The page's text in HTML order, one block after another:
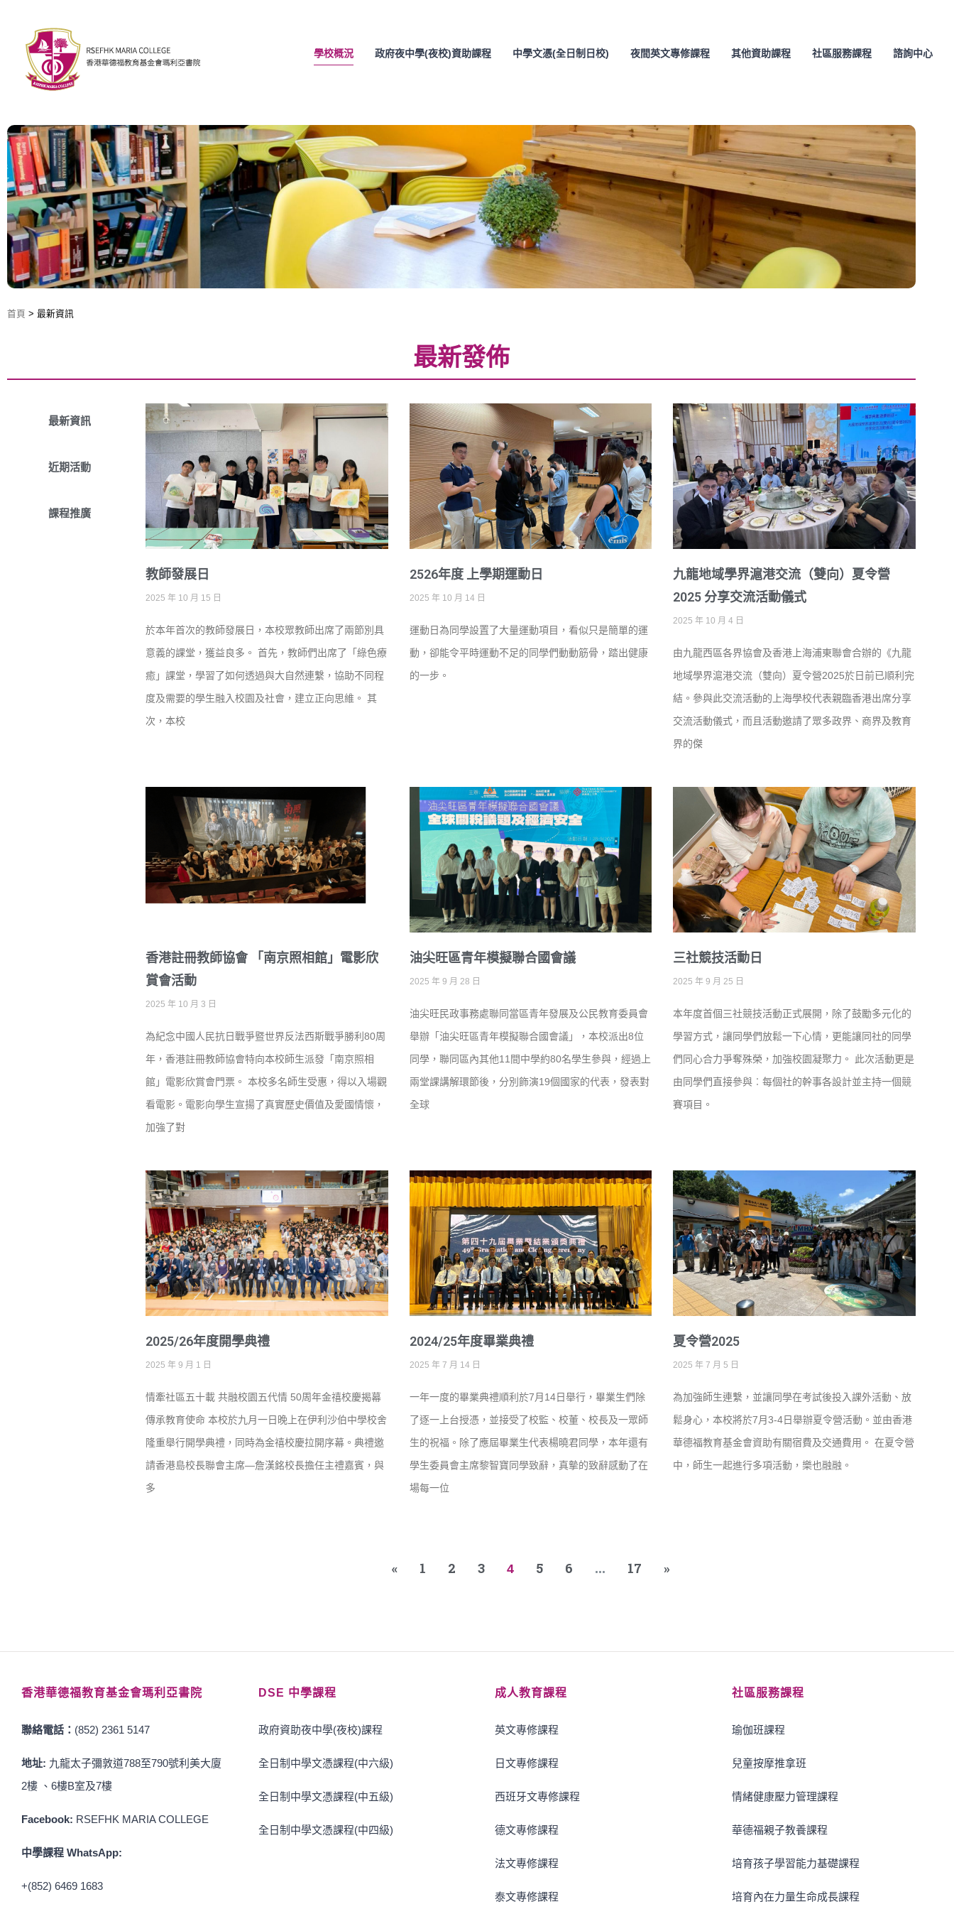
學校概況 政府夜中學(夜校)資助課程 中學文憑(全日制日校) 夜間英文專修課程 其他資助課程 社區服務課程 諮詢中心
首頁 > 最新資訊
最新發佈
最新資訊
近期活動
課程推廣
教師發展日
2025 年 10 月 15 日
於本年首次的教師發展日，本校眾教師出席了兩節別具
意義的課堂，獲益良多。 首先，教師們出席了「綠色療
癒」課堂，學習了如何透過與大自然連繫，協助不同程
度及需要的學生融入校園及社會，建立正向思維。 其
次，本校
2526年度 上學期運動日
2025 年 10 月 14 日
運動日為同學設置了大量運動項目，看似只是簡單的運
動，卻能令平時運動不足的同學們動動筋骨，踏出健康
的一步。
九龍地域學界滬港交流（雙向）夏令營
2025 分享交流活動儀式
2025 年 10 月 4 日
由九龍西區各界協會及香港上海浦東聯會合辦的《九龍
地域學界滬港交流（雙向）夏令營2025於日前已順利完
結。參與此交流活動的上海學校代表親臨香港出席分享
交流活動儀式，而且活動邀請了眾多政界、商界及教育
界的傑
香港註冊教師協會 「南京照相館」電影欣
賞會活動
2025 年 10 月 3 日
為紀念中國人民抗日戰爭暨世界反法西斯戰爭勝利80周
年，香港註冊教師協會特向本校師生派發「南京照相
館」電影欣賞會門票。 本校多名師生受惠，得以入場觀
看電影。電影向學生宣揚了真實歷史價值及愛國情懷，
加強了對
油尖旺區青年模擬聯合國會議
2025 年 9 月 28 日
油尖旺民政事務處聯同當區青年發展及公民教育委員會
舉辦「油尖旺區青年模擬聯合國會議」，本校派出8位
同學，聯同區內其他11間中學約80名學生參與，經過上
兩堂課講解環節後，分別飾演19個國家的代表，發表對
全球
三社競技活動日
2025 年 9 月 25 日
本年度首個三社競技活動正式展開，除了鼓勵多元化的
學習方式，讓同學們放鬆一下心情，更能讓同社的同學
們同心合力爭奪殊榮，加強校園凝聚力。 此次活動更是
由同學們直接參與︰每個社的幹事各設計並主持一個競
賽項目。
2025/26年度開學典禮
2025 年 9 月 1 日
情牽社區五十載 共融校園五代情 50周年金禧校慶揭幕
傳承教育使命 本校於九月一日晚上在伊利沙伯中學校舍
隆重舉行開學典禮，同時為金禧校慶拉開序幕。典禮邀
請香港島校長聯會主席—詹漢銘校長擔任主禮嘉賓，與
多
2024/25年度畢業典禮
2025 年 7 月 14 日
一年一度的畢業典禮順利於7月14日舉行，畢業生們除
了逐一上台授憑，並接受了校監、校董、校長及一眾師
生的祝福。除了應屆畢業生代表楊曉君同學，本年還有
學生委員會主席黎智寶同學致辭，真摰的致辭感動了在
場每一位
夏令營2025
2025 年 7 月 5 日
為加強師生連繫，並讓同學在考試後投入課外活動、放
鬆身心，本校將於7月3-4日舉辦夏令營活動。並由香港
華德福教育基金會資助有關宿費及交通費用。 在夏令營
中，師生一起進行多項活動，樂也融融。
« 1 2 3 4 5 6 ... 17 »
香港華德福教育基金會瑪利亞書院
聯絡電話： (852) 2361 5147
地址: 九龍太子彌敦道788至790號利美大廈
2樓 、6樓B室及7樓
Facebook: RSEFHK MARIA COLLEGE
中學課程 WhatsApp:
+(852) 6469 1683
DSE 中學課程
政府資助夜中學(夜校)課程
全日制中學文憑課程(中六級)
全日制中學文憑課程(中五級)
全日制中學文憑課程(中四級)
成人教育課程
英文專修課程
日文專修課程
西班牙文專修課程
德文專修課程
法文專修課程
泰文專修課程
社區服務課程
瑜伽班課程
兒童按摩推拿班
情緒健康壓力管理課程
華德福親子教養課程
培育孩子學習能力基礎課程
培育內在力量生命成長課程